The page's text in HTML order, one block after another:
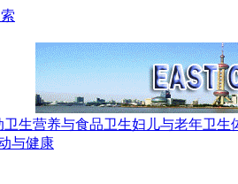
卫生营养与食品卫生妇儿与老年卫生
与健康